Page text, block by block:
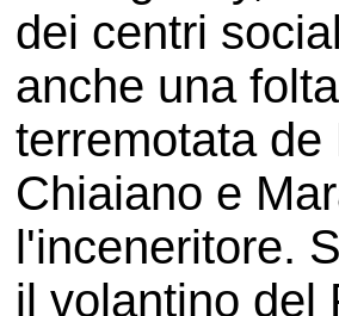
dei centri
anche una
terremotata
Chiaiano e
l'inceneritore.
il volantino del